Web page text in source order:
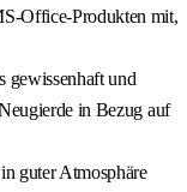
Office-Produkten mit,
gewissenhaft und
in Bezug auf
guter Atmosphäre